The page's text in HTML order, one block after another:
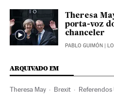
Theresa
porta-voz
chanceler
PABLO GUIMÓN |
ARQUIVADO EM
Theresa May Brexit Referendos